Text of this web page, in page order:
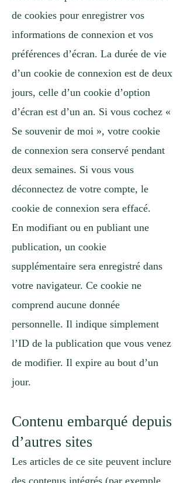
de cookies pour enregistrer vos
informations de connexion et vos
préférences d’écran. La durée de vie
d’un cookie de connexion est de deux
jours, celle d’un cookie d’option
d’écran est d’un an. Si vous cochez «
Se souvenir de moi », votre cookie
de connexion sera conservé pendant
deux semaines. Si vous vous
déconnectez de votre compte, le
cookie de connexion sera effacé.
En modifiant ou en publiant une
publication, un cookie
supplémentaire sera enregistré dans
votre navigateur. Ce cookie ne
comprend aucune donnée
personnelle. Il indique simplement
l’ID de la publication que vous venez
de modifier. Il expire au bout d’un
jour.
Contenu embarqué depuis
d’autres sites
Les articles de ce site peuvent inclure